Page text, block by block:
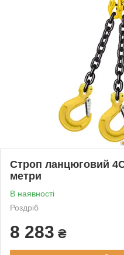
Строп ланцюговий
метри
В наявності
Роздріб
8 283 ₴